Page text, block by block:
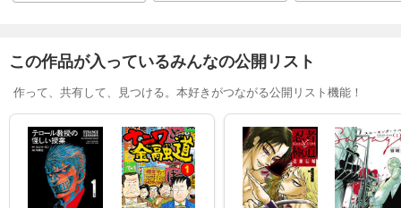
この作品が入っているみんなの公開リスト
作って、共有して、見つける。本好きがつながる公開リスト機能！